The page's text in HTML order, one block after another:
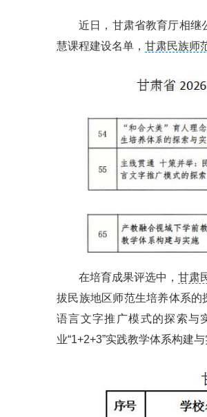
近日，甘肃省教育厅相继
慧课程建设名单， 甘肃民族师
在培育成果评选中，甘肃
拔民族地区师范生培养体系
语言文字推广模式的探索与
业“1+2+3”实践教学体系构建